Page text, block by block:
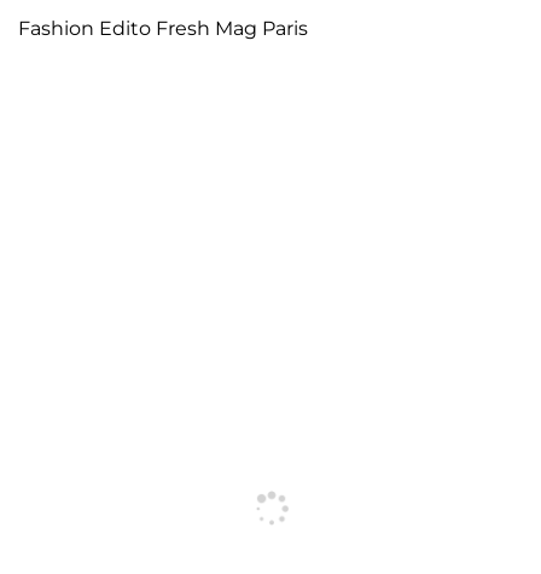
Fashion Edito Fresh Mag Paris